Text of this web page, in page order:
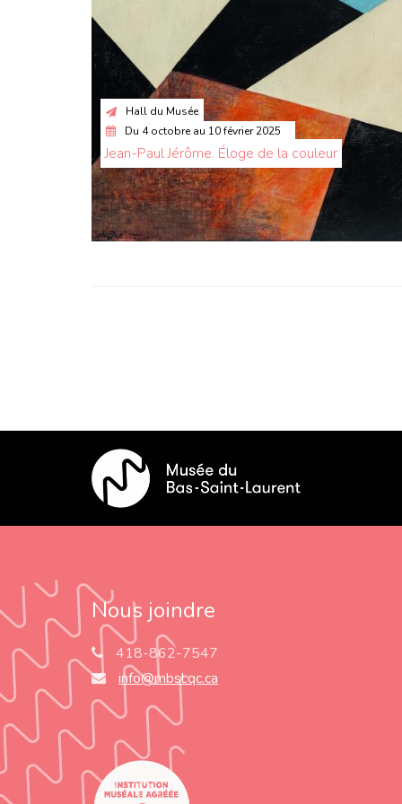
Hall du Musée
Du 4 octobreau 10 février 2025
Jean-Paul Jérôme. Éloge de la couleur
Nous joindre
418-862-7547
info@mbsl.qc.ca